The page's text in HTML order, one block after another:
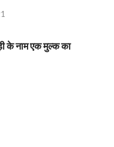
के नाम एक मुल्क का